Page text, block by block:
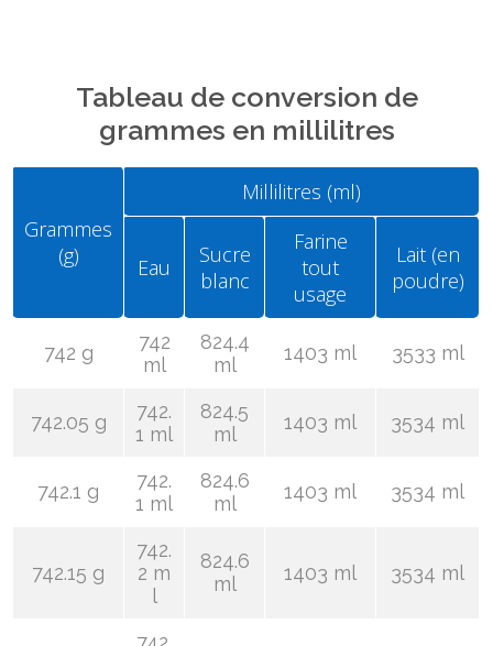
Tableau de conversion de
grammes en millilitres
Grammes
(g)
Millilitres (ml)
Eau
Sucre
blanc
Farine
tout
usage
Lait (en
poudre)
742 g
742
ml
824.4
ml
1403 ml 3533 ml
742.05 g
742.
1 ml
824.5
ml
1403 ml 3534 ml
742.1 g
742.
1 ml
824.6
ml
1403 ml 3534 ml
742.15 g
742.
2 m
l
824.6
ml
1403 ml 3534 ml